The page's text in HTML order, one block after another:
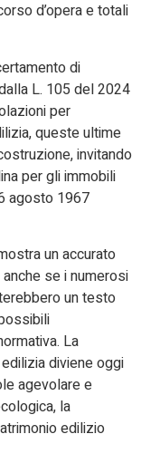
d’opera e totali
di
L. 105 del 2024
per
queste ultime
invitando
per gli immobili
agosto 1967
un accurato
se i numerosi
un testo
La
diviene oggi
agevolare e
la
edilizio